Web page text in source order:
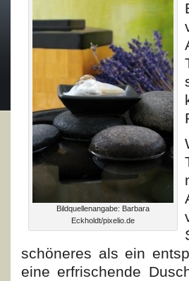
Bildquellenangabe: Barbara
Eckholdt/pixelio.de
schöneres als ein
eine erfrischende